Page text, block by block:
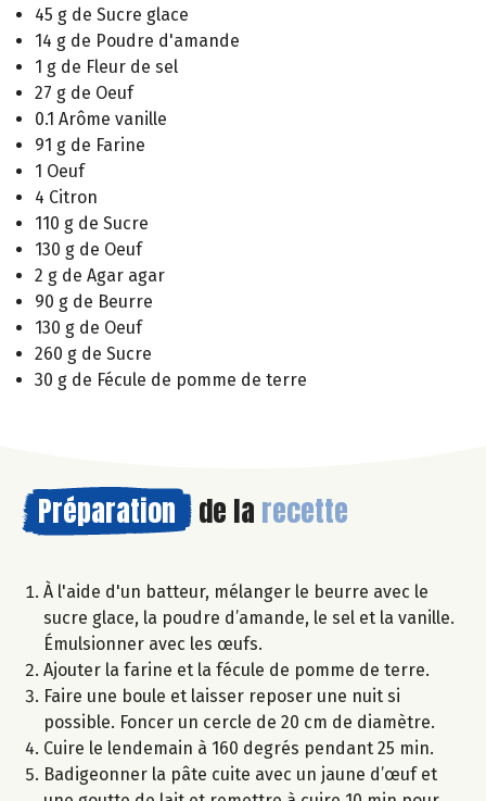
45 g de Sucre glace
14 g de Poudre d'amande
1 g de Fleur de sel
27 g de Oeuf
0.1 Arôme vanille
91 g de Farine
1 Oeuf
4 Citron
110 g de Sucre
130 g de Oeuf
2 g de Agar agar
90 g de Beurre
130 g de Oeuf
260 g de Sucre
30 g de Fécule de pomme de terre
Préparation de la recette
À l'aide d'un batteur, mélanger le beurre avec le
sucre glace, la poudre d’amande, le sel et la vanille.
Émulsionner avec les œufs.
Ajouter la farine et la fécule de pomme de terre.
Faire une boule et laisser reposer une nuit si
possible. Foncer un cercle de 20 cm de diamètre.
Cuire le lendemain à 160 degrés pendant 25 min.
Badigeonner la pâte cuite avec un jaune d’œuf et